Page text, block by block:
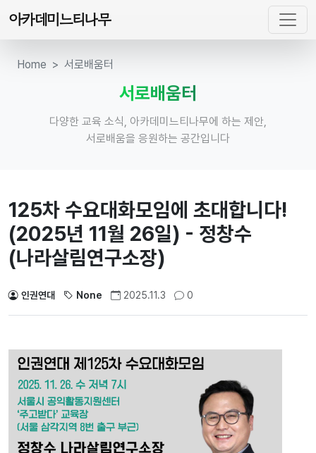
아카데미느티나무
Home 서로배움터
서로배움터
다양한 교육 소식, 아카데미느티나무에 하는 제안,
서로배움을 응원하는 공간입니다
125차 수요대화모임에 초대합니다!
(2025년 11월 26일) - 정창수
(나라살림연구소장)
인권연대 None 2025.11.3 0